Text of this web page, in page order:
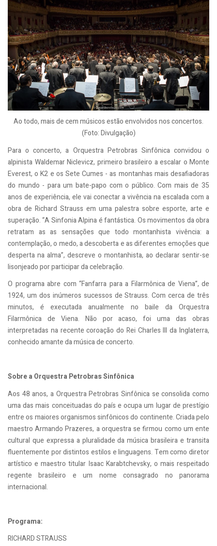
Ao todo, mais de cem músicos estão envolvidos nos concertos.
(Foto: Divulgação)
Para o concerto, a Orquestra Petrobras Sinfônica convidou o
alpinista Waldemar Niclevicz, primeiro brasileiro a escalar o Monte
Everest, o K2 e os Sete Cumes - as montanhas mais desafiadoras
do mundo - para um bate-papo com o público. Com mais de 35
anos de experiência, ele vai conectar a vivência na escalada com a
obra de Richard Strauss em uma palestra sobre esporte, arte e
superação. “A Sinfonia Alpina é fantástica. Os movimentos da obra
retratam as as sensações que todo montanhista vivência: a
contemplação, o medo, a descoberta e as diferentes emoções que
desperta na alma”, descreve o montanhista, ao declarar sentir-se
lisonjeado por participar da celebração.
O programa abre com “Fanfarra para a Filarmônica de Viena”, de
1924, um dos inúmeros sucessos de Strauss. Com cerca de três
minutos, é executada anualmente no baile da Orquestra
Filarmônica de Viena. Não por acaso, foi uma das obras
interpretadas na recente coroação do Rei Charles III da Inglaterra,
conhecido amante da música de concerto.
Sobre a Orquestra Petrobras Sinfônica
Aos 48 anos, a Orquestra Petrobras Sinfônica se consolida como
uma das mais conceituadas do país e ocupa um lugar de prestígio
entre os maiores organismos sinfônicos do continente. Criada pelo
maestro Armando Prazeres, a orquestra se firmou como um ente
cultural que expressa a pluralidade da música brasileira e transita
fluentemente por distintos estilos e linguagens. Tem como diretor
artístico e maestro titular Isaac Karabtchevsky, o mais respeitado
regente brasileiro e um nome consagrado no panorama
internacional.
Programa:
RICHARD STRAUSS